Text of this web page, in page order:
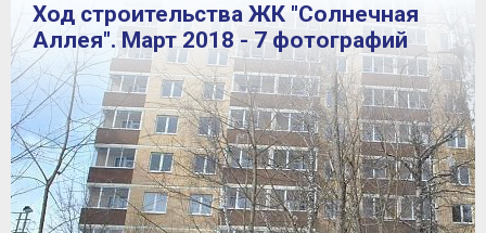
Ход строительства ЖК "Солнечная
Аллея". Март 2018 - 7 фотографий